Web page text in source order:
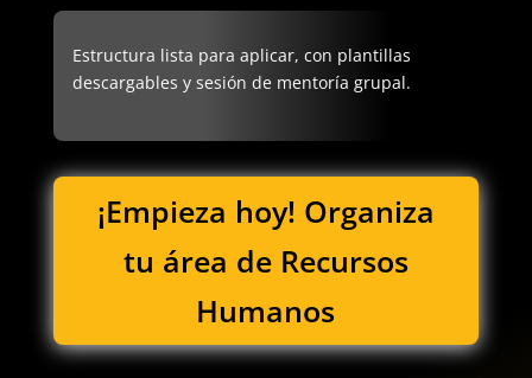
Estructura lista para aplicar, con plantillas
descargables y sesión de mentoría grupal.
¡Empieza hoy! Organiza
tu área de Recursos
Humanos